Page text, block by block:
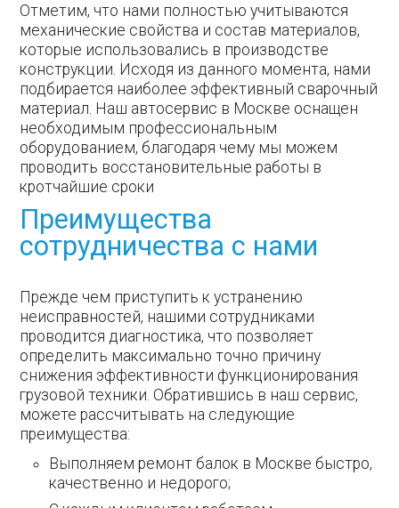
Отметим, что нами полностью учитываются
механические свойства и состав материалов,
которые использовались в производстве
конструкции. Исходя из данного момента, нами
подбирается наиболее эффективный сварочный
материал. Наш автосервис в Москве оснащен
необходимым профессиональным
оборудованием, благодаря чему мы можем
проводить восстановительные работы в
кротчайшие сроки
Преимущества
сотрудничества с нами
Прежде чем приступить к устранению
неисправностей, нашими сотрудниками
проводится диагностика, что позволяет
определить максимально точно причину
снижения эффективности функционирования
грузовой техники. Обратившись в наш сервис,
можете рассчитывать на следующие
преимущества:
Выполняем ремонт балок в Москве быстро,
качественно и недорого;